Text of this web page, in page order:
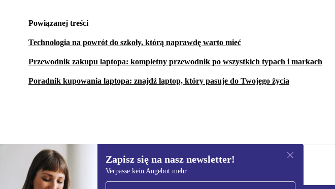
Powiązanej treści
Technologia na powrót do szkoły, którą naprawdę warto mieć
Przewodnik zakupu laptopa: kompletny przewodnik po wszystkich typach i markach
Poradnik kupowania laptopa: znajdź laptop, który pasuje do Twojego życia
2 744,34 zł (-62%)
Zapisz się na nasz newsletter!
Verpasse kein Angebot mehr
Zapisz się na nasz